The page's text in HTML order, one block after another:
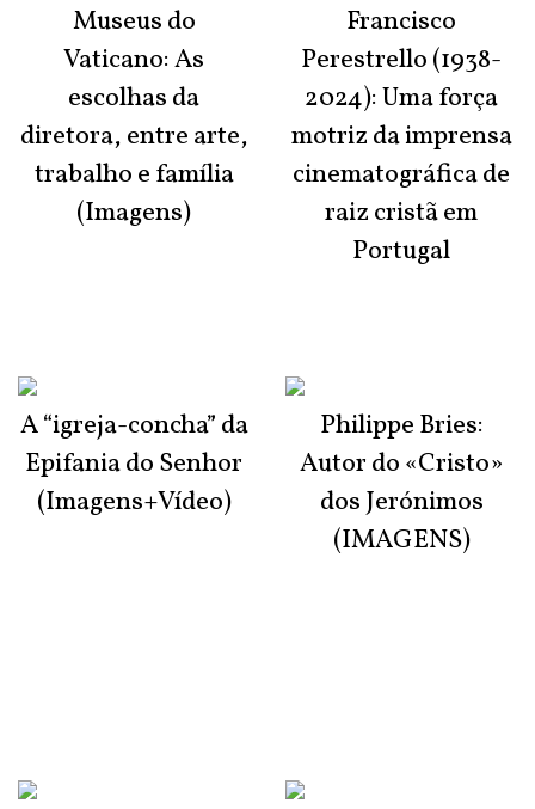
Museus do
Vaticano: As
escolhas da
diretora, entre arte,
trabalho e família
(Imagens)
A “igreja-concha” da
Epifania do Senhor
(Imagens+Vídeo)
Francisco
Perestrello (1938-
2024): Uma força
motriz da imprensa
cinematográfica de
raiz cristã em
Portugal
Philippe Bries:
Autor do «Cristo»
dos Jerónimos
(IMAGENS)